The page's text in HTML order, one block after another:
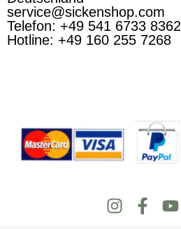
service@sickenshop.com
Telefon: +49 541 6733 8362
Hotline: +49 160 255 7268